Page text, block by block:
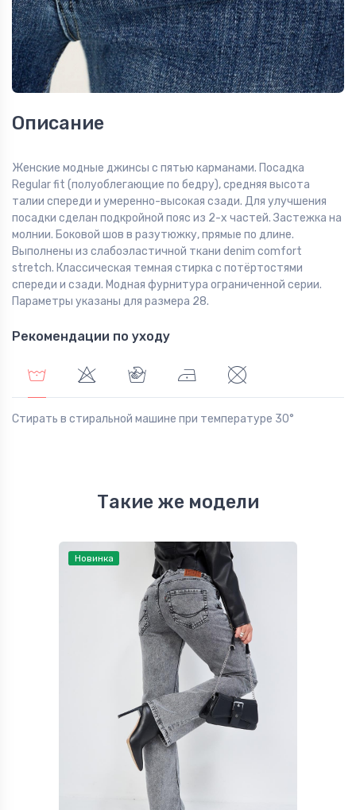
Описание
Женские модные джинсы с пятью карманами. Посадка
Regular fit (полуоблегающие по бедру), средняя высота
талии спереди и умеренно-высокая сзади. Для улучшения
посадки сделан подкройной пояс из 2-х частей. Застежка на
молнии. Боковой шов в разутюжку, прямые по длине.
Выполнены из слабоэластичной ткани denim comfort
stretch. Классическая темная стирка c потёртостями
спереди и сзади. Модная фурнитура ограниченной серии.
Параметры указаны для размера 28.
Рекомендации по уходу
Стирать в стиральной машине при температуре 30°
Такие же модели
Новинка